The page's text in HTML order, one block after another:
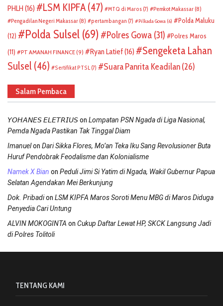
PHLH (16) LSM KIPFA (47) MTQ di Maros (7) Pemkot Makassar (8)
Pengadilan Negeri Makassar (8) pertambangan (7) Pilkada Gowa (6)
Polda Maluku
(12)
Polda Sulsel (69) Polres Gowa (31)
Polres Maros
(11)
PT AMANAH FINANCE(9) Ryan Latief(16)
Sengeketa Lahan
Sulsel (46) Sertifikat PTSL (7) Suara Panrita Keadilan(26)
Salam Pembaca
𝘠𝘖𝘏𝘈𝘕𝘌𝘚 𝘌𝘓𝘌𝘛𝘙𝘐𝘜𝘚on Lompatan PSN Ngada di Liga Nasional,
Pemda Ngada Pastikan Tak Tinggal Diam
Imanuelon Dari Sikka Flores, Mo’an Teka Iku Sang Revolusioner Buta
Huruf Pendobrak Feodalisme dan Kolonialisme
Namek X Bian on Peduli Jimi Si Yatim di Ngada, Wakil Gubernur Papua
Selatan Agendakan Mei Berkunjung
Dok. Pribadion LSM KIPFA Maros Soroti Menu MBG di Maros Diduga
Penyedia Cari Untung
ALVIN MOKOGINTA on Cukup Daftar Lewat HP, SKCK Langsung Jadi
di Polres Tolitoli
TENTANG KAMI